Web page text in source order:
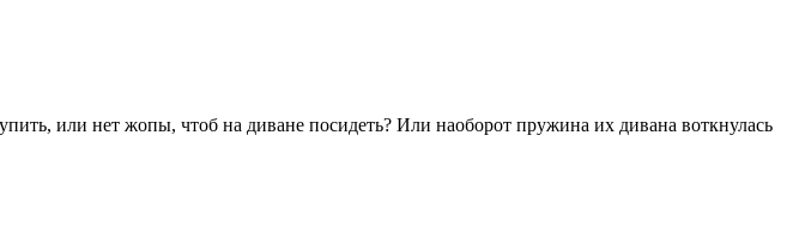
или нет жопы, чтоб на диване посидеть? Или наоборот пружина их дивана воткнулась